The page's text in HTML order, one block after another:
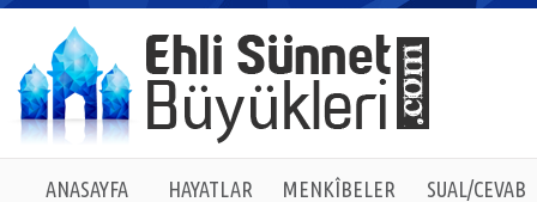
ANASAYFA HAYATLAR MENKÎBELER SUAL/CEVAB